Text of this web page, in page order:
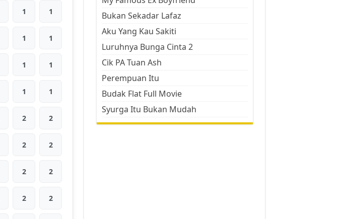
1 1
1 1
1 1
1 1
2 2
2 2
2 2
2 2
Bukan Sekadar Lafaz
Aku Yang Kau Sakiti
Luruhnya Bunga Cinta 2
Cik PA Tuan Ash
Perempuan Itu
Budak Flat Full Movie
Syurga Itu Bukan Mudah